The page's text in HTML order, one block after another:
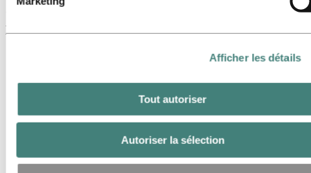
Afficher les détails
Tout autoriser
Autoriser la sélection
Conducteurs en aluminium ou en cuivre :
principaux compromis
Éléments à prendre en compte
Dimensionnement
électrique
conducteur que le cuivre ; par conséquent, un
jeu de barre en aluminium nécessite
une même intensité nominale. Il convient de
vérifier ce point dès le début des installations
dans les armoires, les appareillages de
commutation et les coffrets où l'espace est